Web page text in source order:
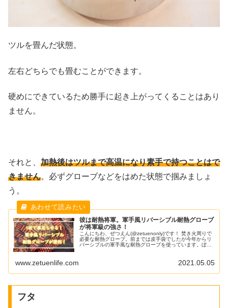
ツルを畳んだ状態。
左右どちらでも畳むことができます。
硬めにできているため勝手に起き上がってくることはあり
ません。
それと、 加熱後はツルまで高温になり素手で持つことはで
きません。必ずグローブなどをはめた状態で掴みましょ
う。
彼は耐熱将軍。軍手風リバーシブル耐熱グローブ
が将軍級の強さ！
こんにちわ、ぜつえん(@zetuenonly)です！ 焚き火周りで
必要な耐熱グローブ。前までは皮手袋でしたが今年からリ
バーシブルの軍手風な耐熱グローブを使っています。ぼく
ブルで使えるため1枚で事足りるのが便利だったのでオス
スメしまくろうと思います。 バックパックキャンプの持ち
www.zetuenlife.com 2021.05.05
フタ